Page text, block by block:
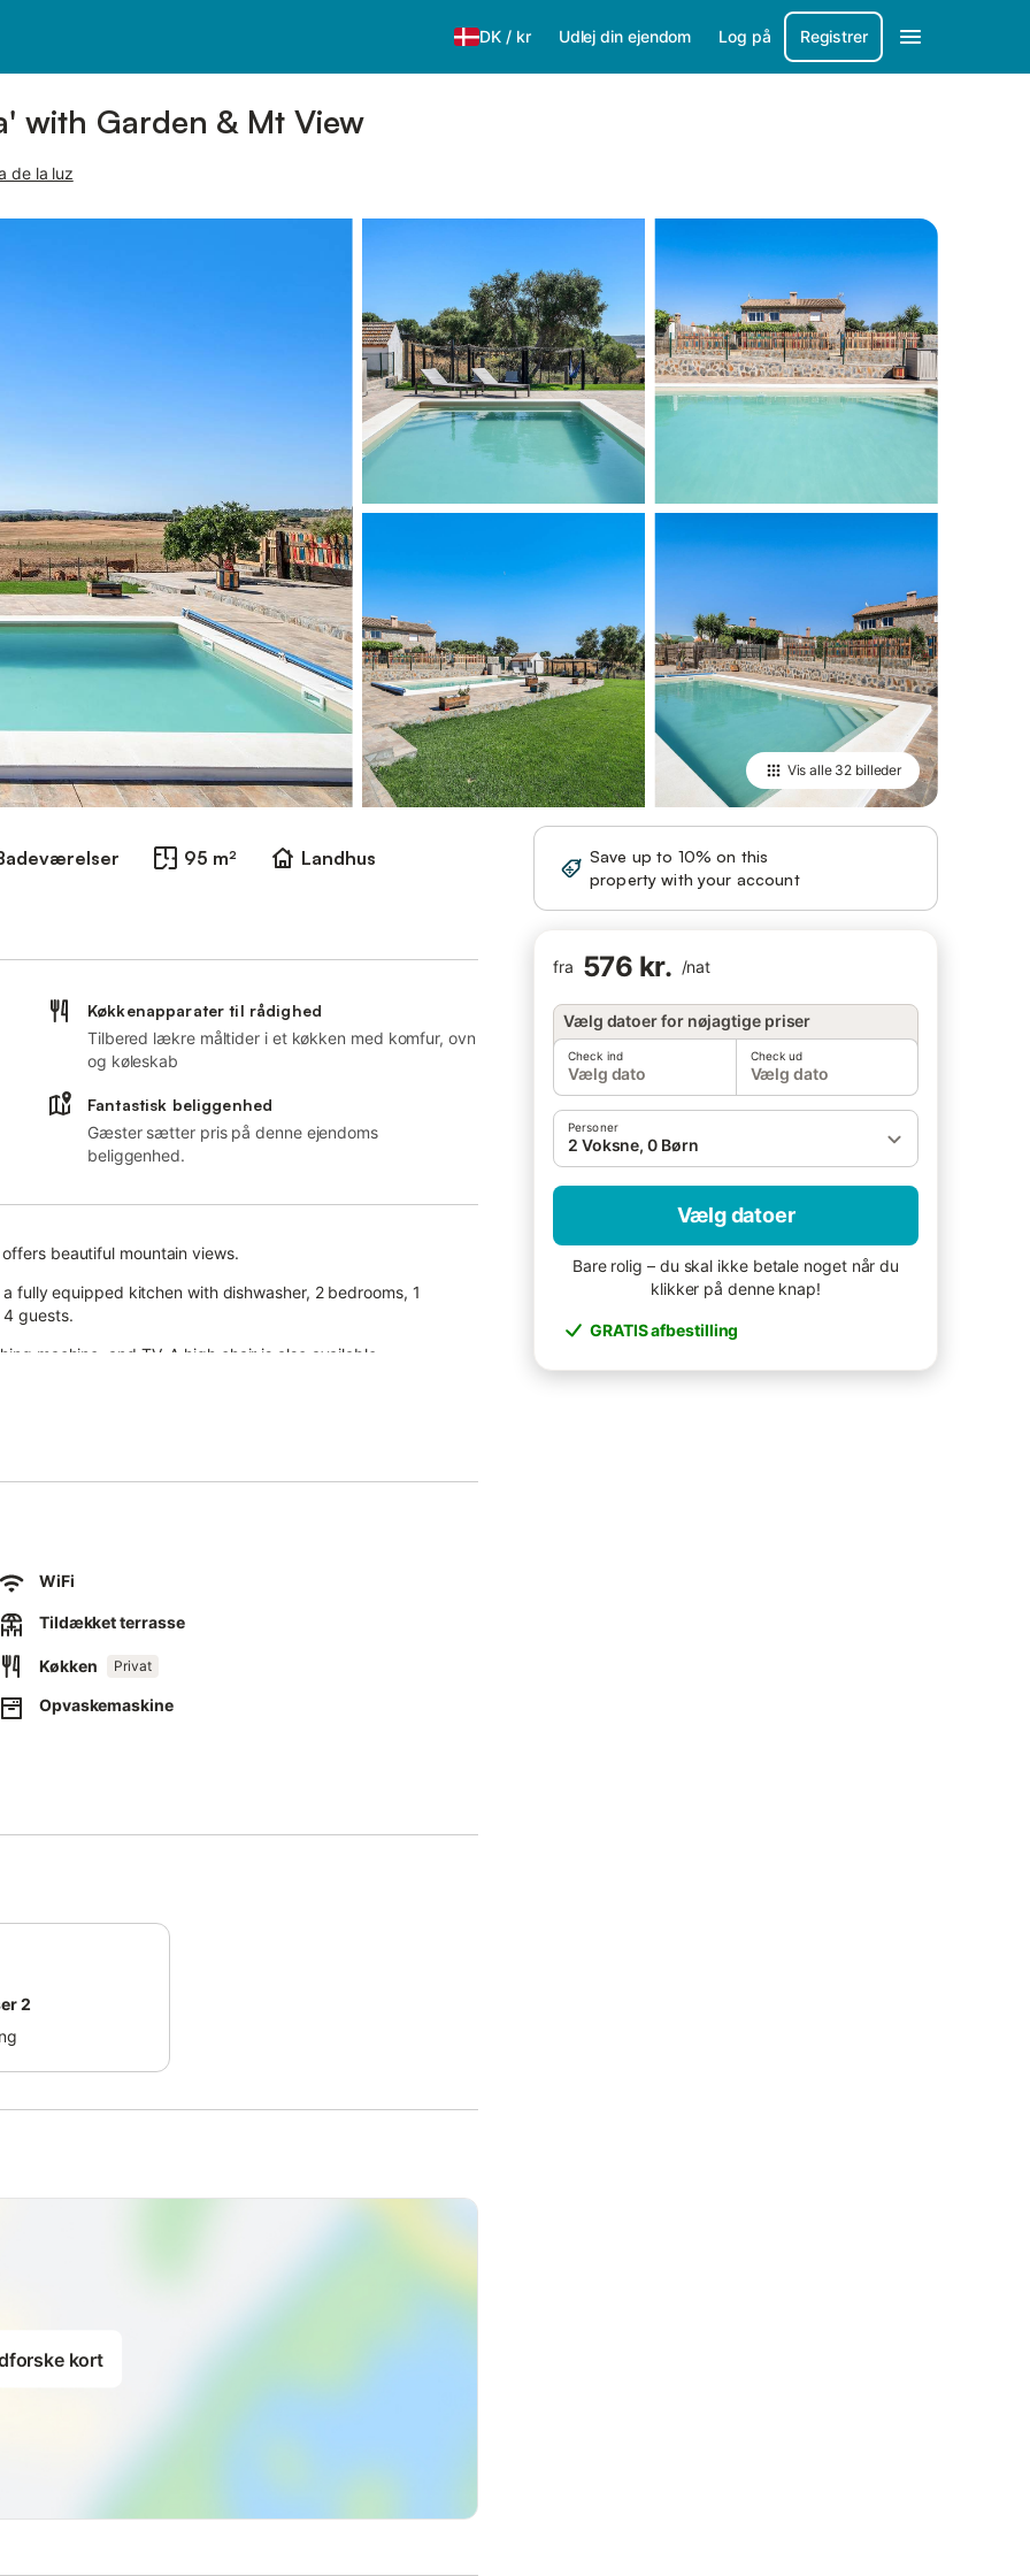
DK / kr Udlej din ejendom Log på Registrer
with Garden & Mt View
de la luz
Vis alle 32 billeder
95 m²
Landhus
Save up to 10% on this
property with your account
fra 576 kr. /nat
Vælg datoer for nøjagtige priser
Check ind
Vælg dato
Check ud
Vælg dato
Personer
2 Voksne, 0 Børn
Vælg datoer
Bare rolig – du skal ikke betale noget når du
klikker på denne knap!
GRATIS afbestilling
Køkkenapparater til rådighed
Tilbered lækre måltider i et køkken med komfur, ovn
og køleskab
Fantastisk beliggenhed
Gæster sætter pris på denne ejendoms
beliggenhed.
beautiful mountain views.
fully equipped kitchen with dishwasher, 2 bedrooms, 1
guests.
machine, and TV. A high chair is also available.
June to September.
during your stay, which could affect pool use, garden
WiFi
Tildækket terrasse
Køkken Privat
Opvaskemaskine
2
kort